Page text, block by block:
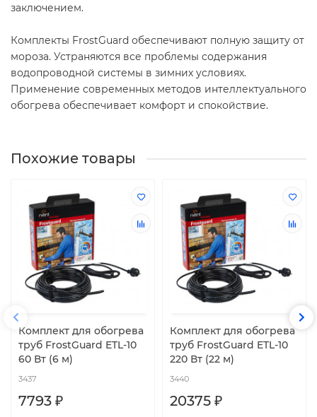
заключением.
Комплекты FrostGuard обеспечивают полную защиту от
мороза. Устраняются все проблемы содержания
водопроводной системы в зимних условиях.
Применение современных методов интеллектуального
обогрева обеспечивает комфорт и спокойствие.
Похожие товары
Комплект для обогрева
труб FrostGuard ETL-10
60 Вт (6 м)
3437
7793 ₽
Комплект для обогрева
труб FrostGuard ETL-10
220 Вт (22 м)
3440
20375 ₽